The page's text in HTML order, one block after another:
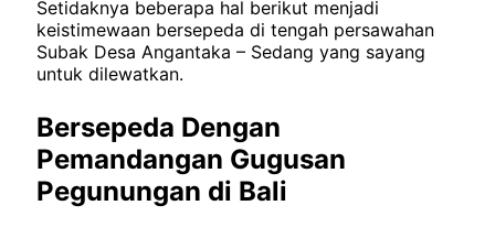
Setidaknya beberapa hal berikut menjadi
keistimewaan bersepeda di tengah persawahan
Subak Desa Angantaka – Sedang yang sayang
untuk dilewatkan.
Bersepeda Dengan
Pemandangan Gugusan
Pegunungan di Bali